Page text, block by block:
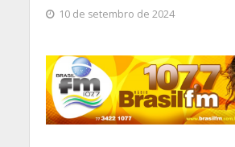
10 de setembro de 2024